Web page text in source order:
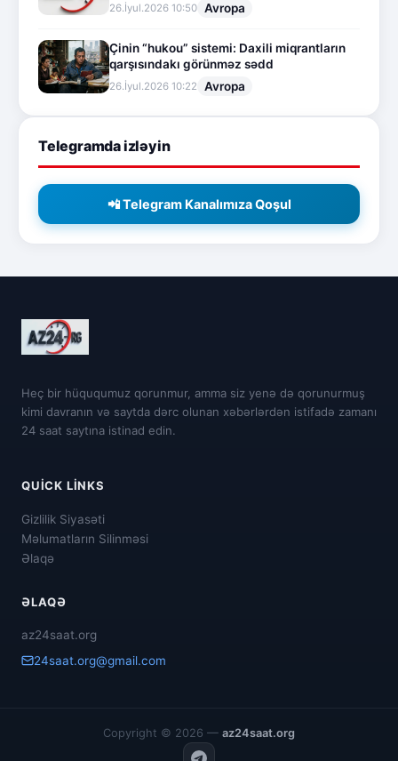
26.İyul.2026 10:50 Avropa
Çinin “hukou” sistemi: Daxili miqrantların
qarşısındakı görünməz sədd
26.İyul.2026 10:22 Avropa
Telegramda izləyin
📲 Telegram Kanalımıza Qoşul
Heç bir hüququmuz qorunmur, amma siz yenə də qorunurmuş
kimi davranın və saytda dərc olunan xəbərlərdən istifadə zamanı
24 saat saytına istinad edin.
QUICK LINKS
Gizlilik Siyasəti
Məlumatların Silinməsi
Əlaqə
ƏLAQƏ
az24saat.org
24saat.org@gmail.com
Copyright © 2026 — az24saat.org